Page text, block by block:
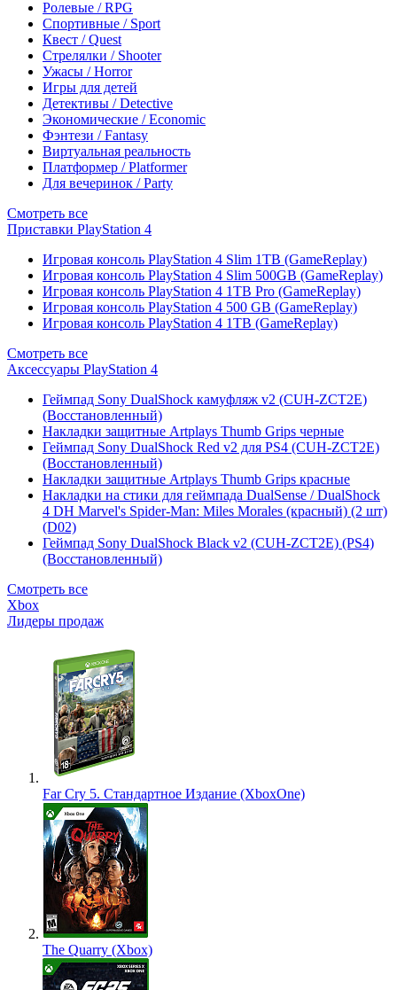
Ролевые / RPG
Спортивные / Sport
Квест / Quest
Стрелялки / Shooter
Ужасы / Horror
Игры для детей
Детективы / Detective
Экономические / Economic
Фэнтези / Fantasy
Виртуальная реальность
Платформер / Platformer
Для вечеринок / Party
Смотреть все
Приставки PlayStation 4
Игровая консоль PlayStation 4 Slim 1TB (GameReplay)
Игровая консоль PlayStation 4 Slim 500GB (GameReplay)
Игровая консоль PlayStation 4 1TB Pro (GameReplay)
Игровая консоль PlayStation 4 500 GB (GameReplay)
Игровая консоль PlayStation 4 1TB (GameReplay)
Смотреть все
Аксессуары PlayStation 4
Геймпад Sony DualShock камуфляж v2 (CUH-ZCT2E)
(Восстановленный)
Накладки защитные Artplays Thumb Grips черные
Геймпад Sony DualShock Red v2 для PS4 (CUH-ZCT2E)
(Восстановленный)
Накладки защитные Artplays Thumb Grips красные
Накладки на стики для геймпада DualSense / DualShock
4 DH Marvel's Spider-Man: Miles Morales (красный) (2 шт)
(D02)
Геймпад Sony DualShock Black v2 (CUH-ZCT2E) (PS4)
(Восстановленный)
Смотреть все
Xbox
Лидеры продаж
Far Cry 5. Стандартное Издание (XboxOne)
The Quarry (Xbox)